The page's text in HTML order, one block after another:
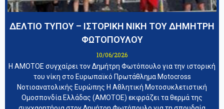
ΔΕΛΤΙΟ ΤΥΠΟΥ – ΙΣΤΟΡΙΚΗ ΝΙΚΗ ΤΟΥ ΔΗΜΗΤΡΗ
ΦΩΤΟΠΟΥΛΟΥ
10/06/2026
Η ΑΜΟΤΟΕ συγχαίρει τον Δημήτρη Φωτόπουλο για την ιστορική
του νίκη στο Ευρωπαϊκό Πρωτάθλημα Motocross
Νοτιοανατολικής Ευρώπης Η Αθλητική Μοτοσυκλετιστική
Ομοσπονδία Ελλάδας (ΑΜΟΤΟΕ) εκφράζει τα θερμά της